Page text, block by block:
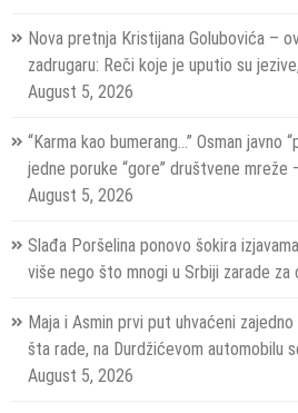
Nova pretnja Kristijana Golubovića –
zadrugaru: Reči koje je uputio su
August 5, 2026
“Karma kao bumerang…” Osman javno
jedne poruke “gore” društvene mreže
August 5, 2026
Slađa Poršelina ponovo šokira
više nego što mnogi u Srbiji zarade za
Maja i Asmin prvi put uhvaćeni
šta rade, na Durdžićevom automobilu
August 5, 2026